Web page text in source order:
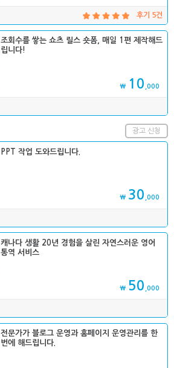
후기 5건
조회수를 쌓는 쇼츠 릴스 숏폼, 매일 1편 제작해드
립니다!
₩ 10 ,000
광고 신청
PPT 작업 도와드립니다.
₩ 30 ,000
캐나다 생활 20년 경험을 살린 자연스러운 영어
통역 서비스
₩ 50 ,000
전문가가 블로그 운영과 홈페이지 운영관리를 한
번에 해드립니다.